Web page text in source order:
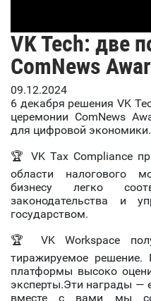
VK Tech: две
ComNews
09.12.2024
6 декабря решения VK
церемонии ComNews
для цифровой экономики.
🏆 VK Tax Compliance
области налогового
бизнесу легко
законодательства и
государством.
🏆 VK Workspace
тиражируемое решение.
платформы высоко
эксперты.Эти награды —
вместе с вами мы